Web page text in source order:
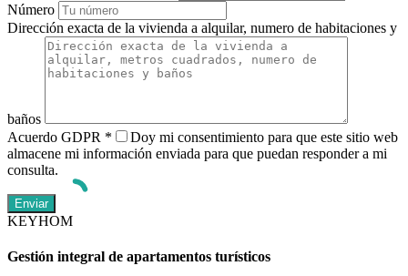
Número
Dirección exacta de la vivienda a alquilar, numero de habitaciones y
baños
Acuerdo GDPR *
Doy mi consentimiento para que este sitio web
almacene mi información enviada para que puedan responder a mi
consulta.
KEYHOM
Gestión integral de apartamentos turísticos